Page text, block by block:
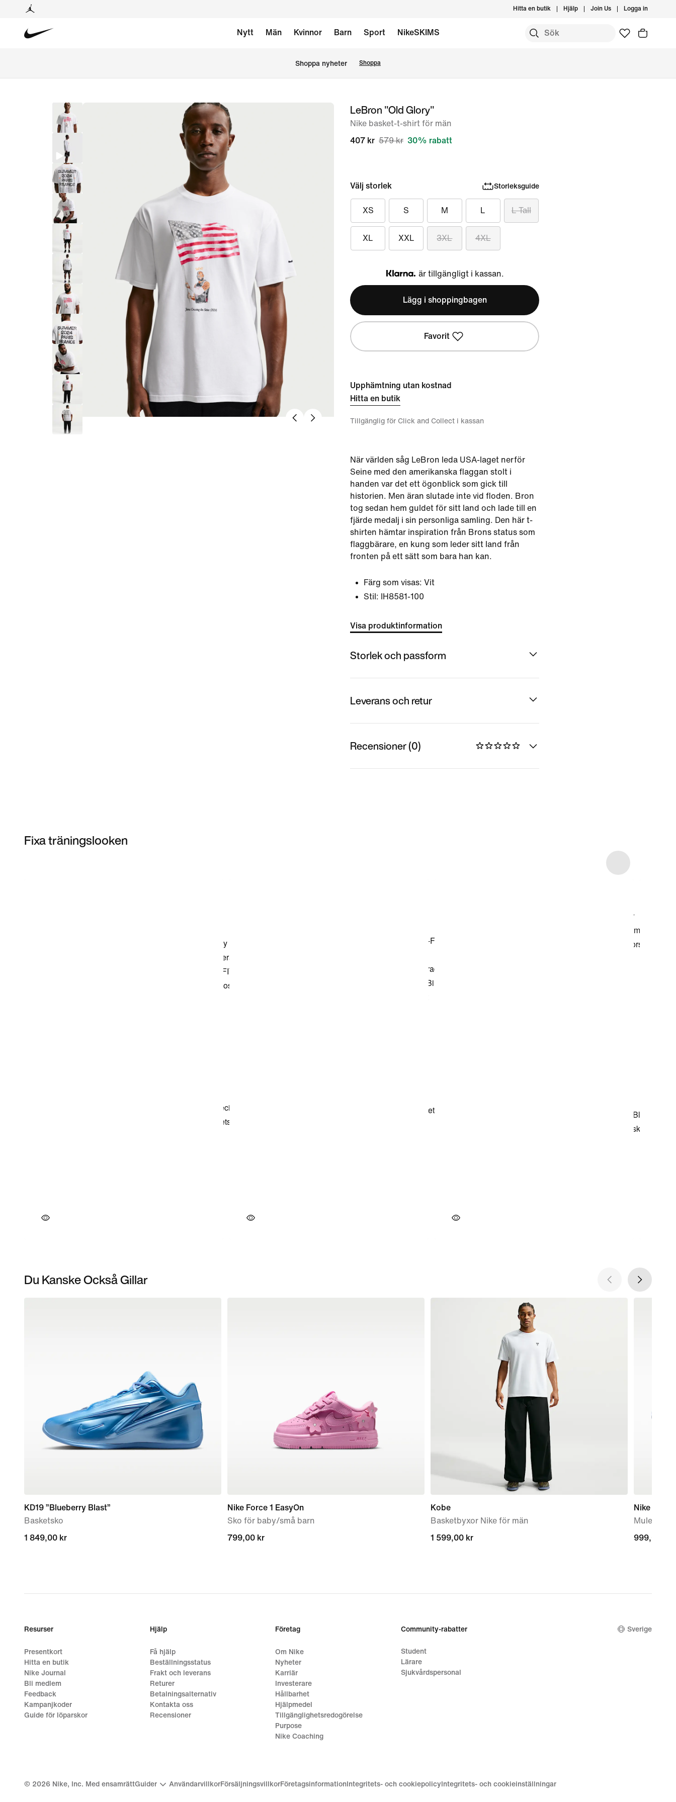
Hitta en butik Hjälp Join Us Logga in
Nytt Män Kvinnor Barn Sport NikeSKIMS
Shoppa nyheter Shoppa
LeBron "Old Glory"
Nike basket-t-shirt för män
407 kr 579 kr 30% rabatt
Välj storlek Storleksguide
XS S M L L Tall
XL XXL 3XL 4XL
Klarna
är tillgängligt i kassan.
Lägg i shoppingbagen
Favorit
Upphämtning utan kostnad
Hitta en butik
Tillgänglig för Click and Collect i kassan
När världen såg LeBron leda USA-laget nerför
Seine med den amerikanska flaggan stolt i
handen var det ett ögonblick som gick till
historien. Men äran slutade inte vid floden. Bron
tog sedan hem guldet för sitt land och lade till en
fjärde medalj i sin personliga samling. Den här t-
shirten hämtar inspiration från Brons status som
flaggbärare, en kung som leder sitt land från
fronten på ett sätt som bara han kan.
Färg som visas: Vit
Stil:
IH8581-100
Visa produktinformation
Storlek och passform
Leverans och retur
Recensioner (0)
Fixa träningslooken
Du Kanske Också Gillar
KD19 ”Blueberry Blast”
Basketsko
1 849,00 kr
1 849,00 kr
Nike Force 1 EasyOn
Sko för baby/små barn
799,00 kr
799,00 kr
Kobe
Basketbyxor Nike för män
1 599,00 kr
1 599,00 kr
Nike Mind
Mules för
999,00 kr
999,00 kr
Resurser
Presentkort
Hitta en butik
Nike Journal
Bli medlem
Feedback
Kampanjkoder
Guide för löparskor
Hjälp
Få hjälp
Beställningsstatus
Frakt och leverans
Returer
Betalningsalternativ
Kontakta oss
Recensioner
Företag
Om Nike
Nyheter
Karriär
Investerare
Hållbarhet
Hjälpmedel
Tillgänglighetsredogörelse
Purpose
Nike Coaching
Community-rabatter
Student
Lärare
Sjukvårdspersonal
Sverige
© 2026 Nike, Inc. Med ensamrättGuider AnvändarvillkorFörsäljningsvillkorFöretagsinformation Integritets- och cookiepolicy Integritets- och cookieinställningar